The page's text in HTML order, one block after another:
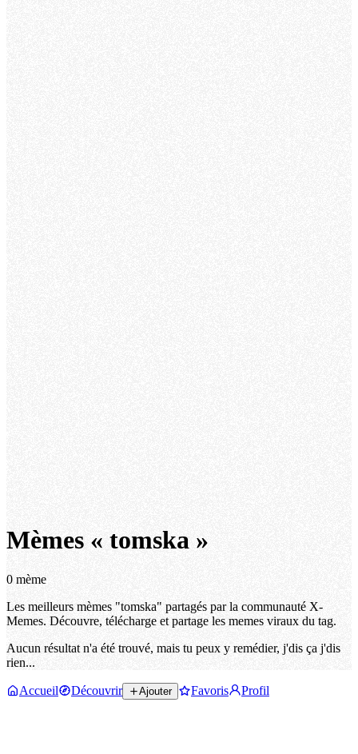
Mèmes « tomska »
0 mème
Les meilleurs mèmes "tomska" partagés par la communauté X-
Memes. Découvre, télécharge et partage les memes viraux du tag.
Aucun résultat n'a été trouvé, mais tu peux y remédier, j'dis ça j'dis
rien...
Accueil Découvrir Ajouter Favoris Profil